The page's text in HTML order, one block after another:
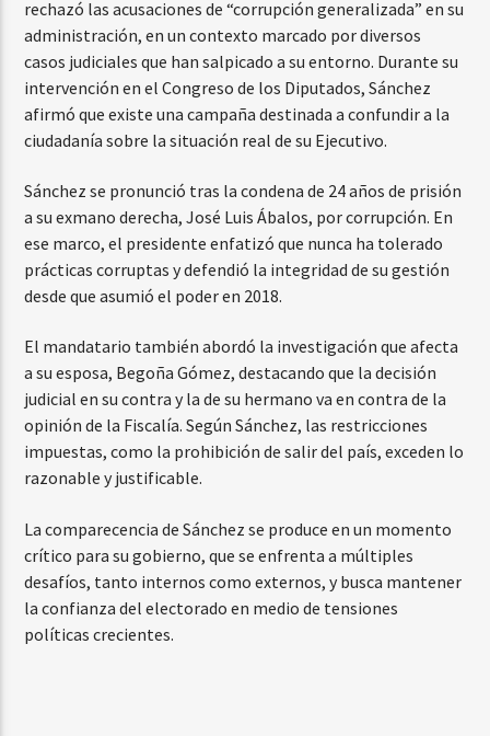
rechazó las acusaciones de “corrupción generalizada” en su
administración, en un contexto marcado por diversos
casos judiciales que han salpicado a su entorno. Durante su
intervención en el Congreso de los Diputados, Sánchez
afirmó que existe una campaña destinada a confundir a la
ciudadanía sobre la situación real de su Ejecutivo.
Sánchez se pronunció tras la condena de 24 años de prisión
a su exmano derecha, José Luis Ábalos, por corrupción. En
ese marco, el presidente enfatizó que nunca ha tolerado
prácticas corruptas y defendió la integridad de su gestión
desde que asumió el poder en 2018.
El mandatario también abordó la investigación que afecta
a su esposa, Begoña Gómez, destacando que la decisión
judicial en su contra y la de su hermano va en contra de la
opinión de la Fiscalía. Según Sánchez, las restricciones
impuestas, como la prohibición de salir del país, exceden lo
razonable y justificable.
La comparecencia de Sánchez se produce en un momento
crítico para su gobierno, que se enfrenta a múltiples
desafíos, tanto internos como externos, y busca mantener
la confianza del electorado en medio de tensiones
políticas crecientes.